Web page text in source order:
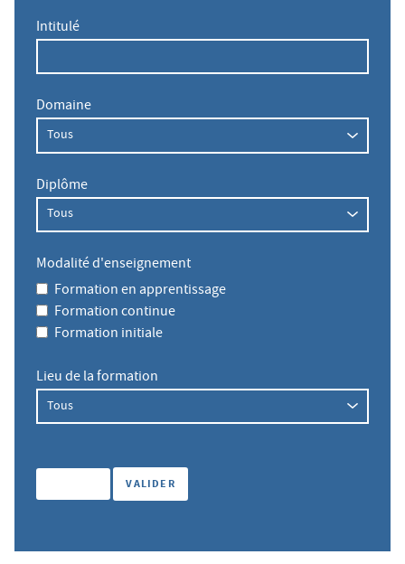
Intitulé
Domaine
Diplôme
Modalité d'enseignement
Formation en apprentissage
Formation continue
Formation initiale
Lieu de la formation